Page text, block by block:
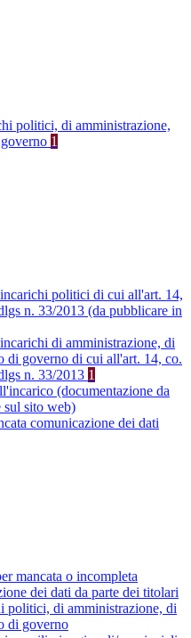
politici, di amministrazione,
1
politici di cui all'art. 14,
n. 33/2013 (da pubblicare in
di amministrazione, di
di governo di cui all'art. 14, co.
n. 33/2013 1
(documentazione da
sul sito web)
comunicazione dei dati
mancata o incompleta
dei dati da parte dei titolari
politici, di amministrazione, di
di governo